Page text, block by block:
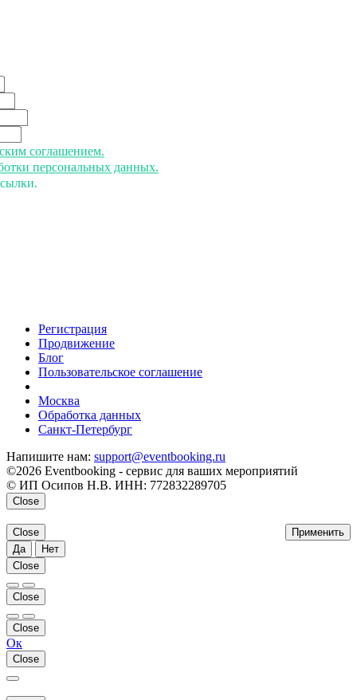
соглашением.
персональных данных.
Регистрация
Продвижение
Блог
Пользовательское соглашение
Москва
Обработка данных
Санкт-Петербург
Напишите нам: support@eventbooking.ru
©2026 Eventbooking - сервис для ваших мероприятий
© ИП Осипов Н.В. ИНН: 772832289705
Close
Применить
Close
Да
Нет
Close
Close
Close
Ок
Close